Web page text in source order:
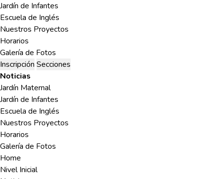
Jardín de Infantes
Escuela de Inglés
Nuestros Proyectos
Horarios
Galería de Fotos
Inscripción Secciones
Noticias
Jardín Maternal
Jardín de Infantes
Escuela de Inglés
Nuestros Proyectos
Horarios
Galería de Fotos
Home
Nivel Inicial